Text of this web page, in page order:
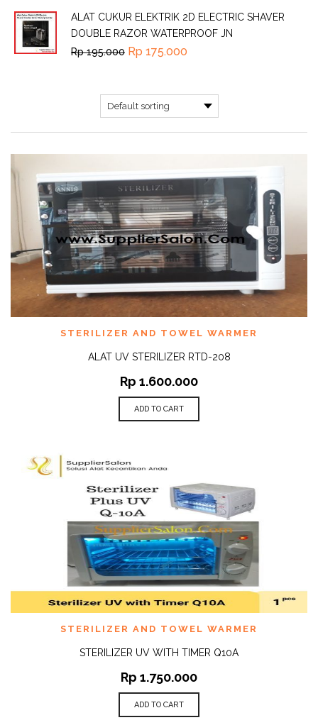
STERILIZER AND TOWEL WARMER
ALAT UV STERILIZER RTD-208
Rp 1.600.000
ADD TO CART
STERILIZER AND TOWEL WARMER
STERILIZER UV WITH TIMER Q10A
Rp 1.750.000
ADD TO CART
ALAT CUKUR ELEKTRIK 2D ELECTRIC SHAVER
DOUBLE RAZOR WATERPROOF JN
Rp195.000 Rp 175.000